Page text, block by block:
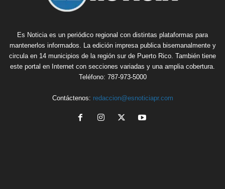
Es Noticia es un periódico regional con distintas plataformas para
mantenerlos informados. La edición impresa publica bisemanalmente y
circula en 14 municipios de la región sur de Puerto Rico. También tiene
este portal en Internet con secciones variadas y una amplia cobertura.
Teléfono: 787-973-5000
Contáctenos: redaccion@esnoticiapr.com